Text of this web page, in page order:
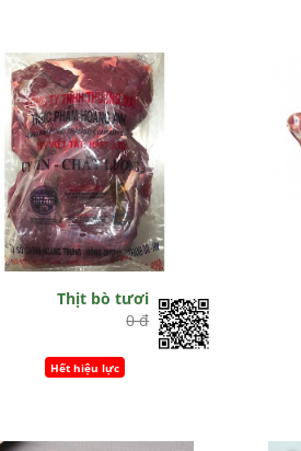
Thịt bò tươi
0 đ
Hết hiệu lực